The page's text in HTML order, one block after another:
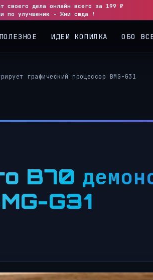
своего дела онлайн всего за 199 ₽
по улучшению - Жми сюда !
графический процессор BMG-G31
B70
G31